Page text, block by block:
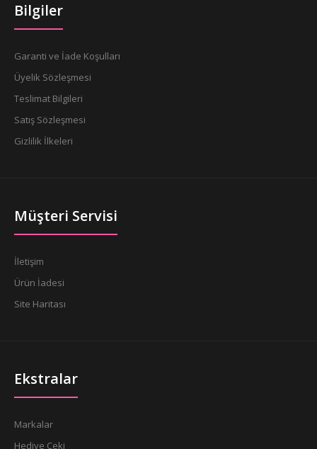
Bilgiler
Garanti ve İade Koşulları
Üyelik Sözleşmesi
Teslimat Bilgileri
Satış Sözleşmesi
Gizlilik İlkeleri
Müşteri Servisi
İletişim
Ürün İadesi
Site Haritası
Ekstralar
Markalar
Hediye Çeki